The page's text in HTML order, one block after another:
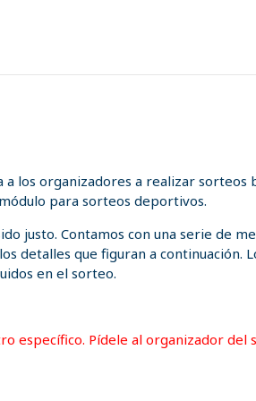
los organizadores a realizar sorteos
para sorteos deportivos.
justo. Contamos con una serie de
detalles que figuran a continuación.
en el sorteo.
específico. Pídele al organizador